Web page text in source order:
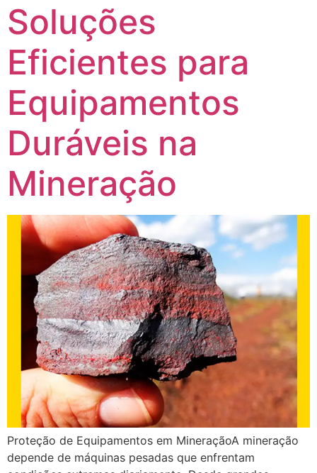
Soluções
Eficientes para
Equipamentos
Duráveis na
Mineração
Proteção de Equipamentos em MineraçãoA mineração
depende de máquinas pesadas que enfrentam